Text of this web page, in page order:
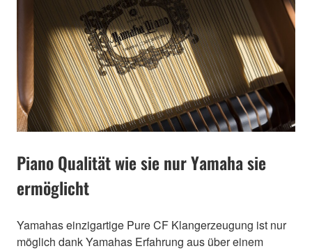
Piano Qualität wie sie nur Yamaha sie
ermöglicht
Yamahas einzigartige Pure CF Klangerzeugung ist nur
möglich dank Yamahas Erfahrung aus über einem